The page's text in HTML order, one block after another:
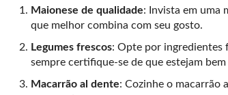
Maionese de qualidade: Invista em uma
que melhor combina com seu gosto.
Legumes frescos: Opte por ingredientes
sempre certifique-se de que estejam bem
Macarrão al dente: Cozinhe o macarrão